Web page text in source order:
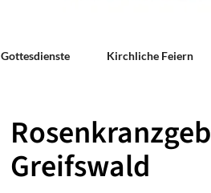
Gottesdienste Kirchliche Feiern
Greifswald